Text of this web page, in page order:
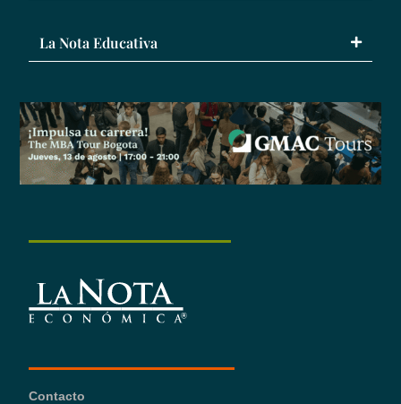
La Nota Educativa
Contacto